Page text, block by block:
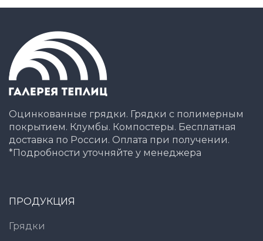
Оцинкованные грядки. Грядки с полимерным
покрытием. Клумбы. Компостеры. Бесплатная
доставка по России. Оплата при получении.
*Подробности уточняйте у менеджера
ПРОДУКЦИЯ
Грядки